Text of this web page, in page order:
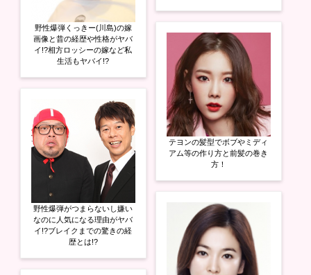
野性爆弾くっきー(川島)の嫁
画像と昔の経歴や性格がヤバ
イ!?相方ロッシーの嫁など私
生活もヤバイ!?
野性爆弾がつまらないし嫌い
なのに人気になる理由がヤバ
イ!?ブレイクまでの驚きの経
歴とは!?
テヨンの髪型でボブやミディ
アム等の作り方と前髪の巻き
方！